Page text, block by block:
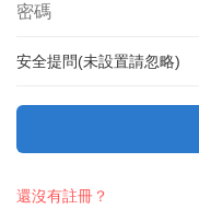
安全提問(未設置請忽略)
還沒有註冊？